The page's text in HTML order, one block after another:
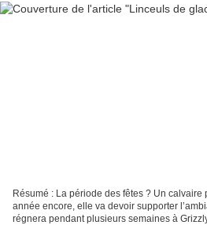
Résumé : La période des fêtes ? Un calvaire
année encore, elle va devoir supporter
régnera pendant plusieurs semaines à